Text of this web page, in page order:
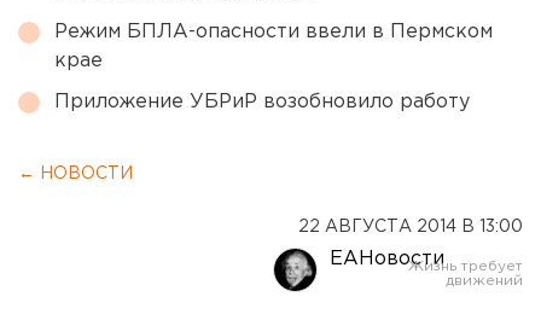
Режим БПЛА-опасности ввели в Пермском
крае
Приложение УБРиР возобновило работу
← НОВОСТИ
22 АВГУСТА 2014 В 13:00
ЕАНовости